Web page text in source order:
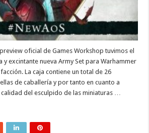
oficial de Games Workshop tuvimos el
y excintante nueva Army Set para Warhammer
La caja contiene un total de 26
de caballería y por tanto en cuanto a
del esculpido de las miniaturas …